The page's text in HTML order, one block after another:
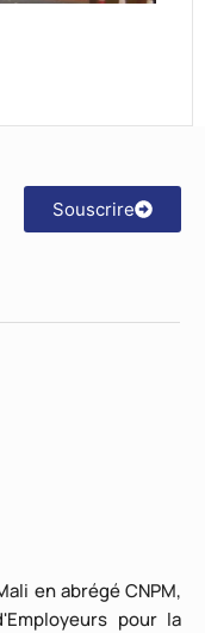
Souscrire
en abrégé CNPM,
pour la